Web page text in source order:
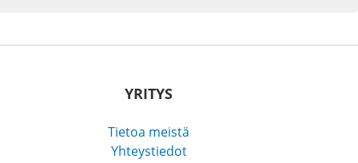
YRITYS
Tietoa meistä
Yhteystiedot